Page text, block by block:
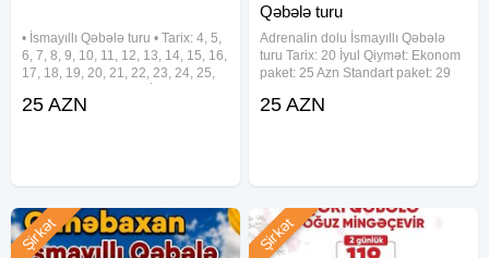
• İsmayıllı Qəbələ turu • Tarix: 4, 5,
6, 7, 8, 9, 10, 11, 12, 13, 14, 15, 16,
17, 18, 19, 20, 21, 22, 23, 24, 25,
Qiymət: Ekonom paket: 25 Azn
25 AZN
Qəbələ turu
Adrenalin dolu İsmayıllı Qəbələ
turu Tarix: 20 İyul Qiymət: Ekonom
paket: 25 Azn Standart paket: 29
xidməti Ekskursiyalar Səhər
25 AZN
Şirkət Şirkət